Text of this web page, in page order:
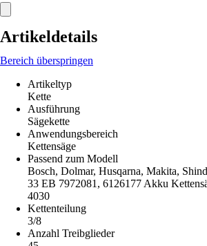
Artikeldetails
Bereich überspringen
Artikeltyp
Kette
Ausführung
Sägekette
Anwendungsbereich
Kettensäge
Passend zum Modell
Bosch, Dolmar, Husqarna, Makita,
33 EB 7972081, 6126177 Akku
4030
Kettenteilung
3/8
Anzahl Treibglieder